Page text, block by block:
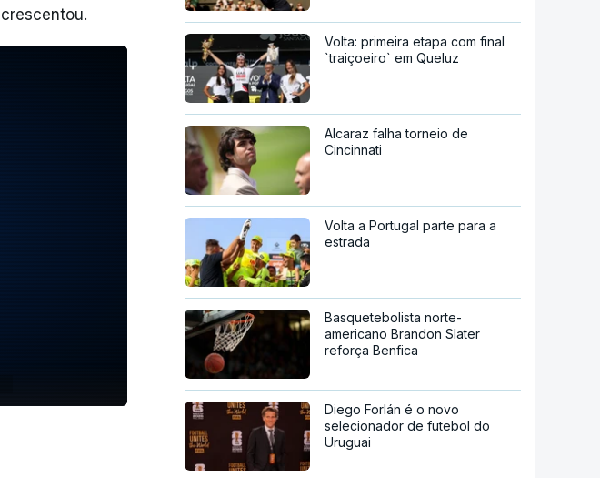
Volta: primeira etapa com final
`traiçoeiro` em Queluz
Alcaraz falha torneio de
Cincinnati
Volta a Portugal parte para a
estrada
Basquetebolista norte-
americano Brandon Slater
reforça Benfica
Diego Forlán é o novo
selecionador de futebol do
Uruguai